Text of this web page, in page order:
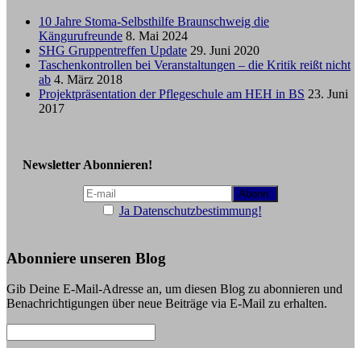
10 Jahre Stoma-Selbsthilfe Braunschweig die
Kängurufreunde 8. Mai 2024
SHG Gruppentreffen Update 29. Juni 2020
Taschenkontrollen bei Veranstaltungen – die Kritik reißt nicht
ab 4. März 2018
Projektpräsentation der Pflegeschule am HEH in BS 23. Juni
2017
Newsletter Abonnieren!
Ja Datenschutzbestimmung!
Abonniere unseren Blog
Gib Deine E-Mail-Adresse an, um diesen Blog zu abonnieren und
Benachrichtigungen über neue Beiträge via E-Mail zu erhalten.
Mail-